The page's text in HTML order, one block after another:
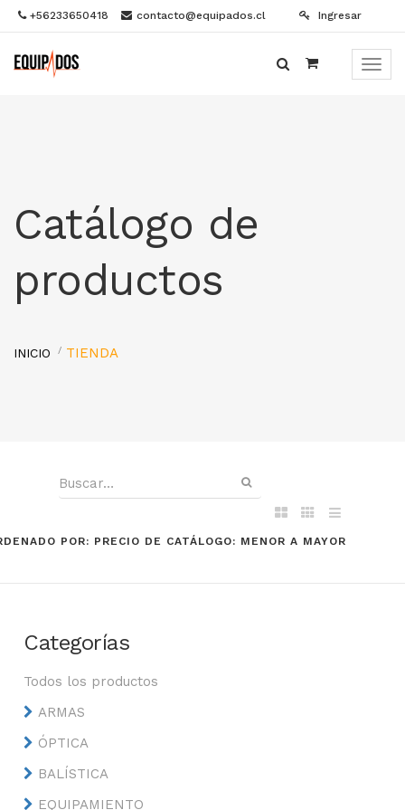
+56233650418 contacto@equipados.cl Ingresar
Menú
Catálogo de
productos
INICIO TIENDA
POR: PRECIO DE CATÁLOGO: MENOR A MAYOR
Categorías
Todos los productos
ARMAS
ÓPTICA
BALÍSTICA
EQUIPAMIENTO